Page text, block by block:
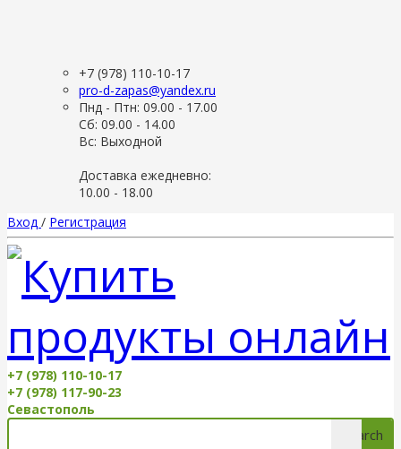
+7 (978) 110-10-17
pro-d-zapas@yandex.ru
Пнд - Птн: 09.00 - 17.00
Сб: 09.00 - 14.00
Вс: Выходной
Доставка ежедневно:
10.00 - 18.00
Вход / Регистрация
+7 (978) 110-10-17
+7 (978) 117-90-23
Севастополь
Search